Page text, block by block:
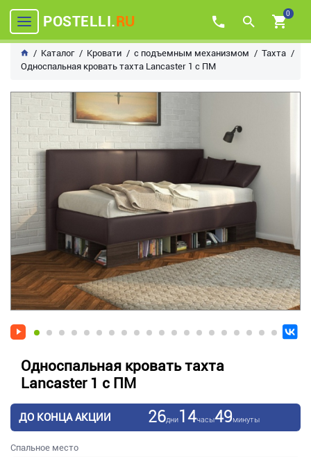
POSTELLI.RU 0
Каталог Кровати с подъемным механизмом
Тахта
Односпальная кровать тахта Lancaster 1 с ПМ
Односпальная кровать тахта
Lancaster 1 с ПМ
ДО КОНЦА АКЦИИ 26дни14часы49минуты
Спальное место